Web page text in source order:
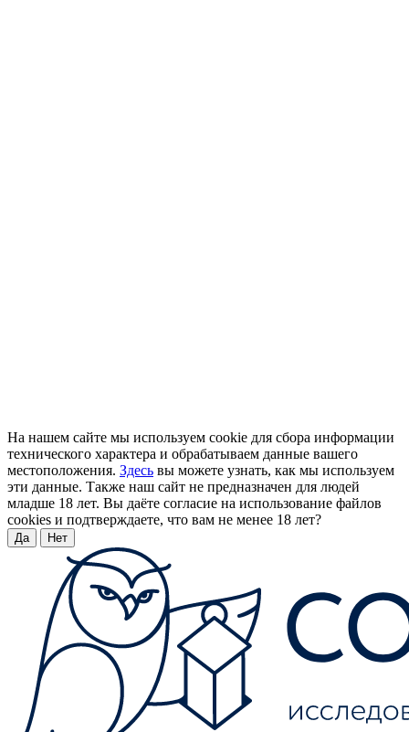
На нашем сайте мы используем cookie для сбора информации
технического характера и обрабатываем данные вашего
местоположения. Здесь вы можете узнать, как мы используем
эти данные. Также наш сайт не предназначен для людей
младше 18 лет. Вы даёте согласие на использование файлов
cookies и подтверждаете, что вам не менее 18 лет?
Да Нет